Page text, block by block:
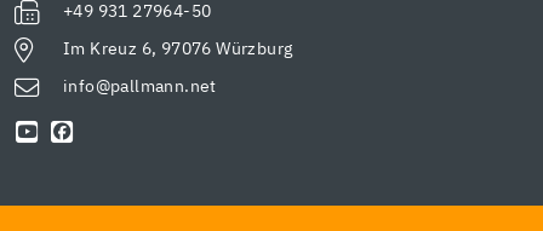
+49 931 27964-50
Im Kreuz 6, 97076 Würzburg
info@pallmann.net